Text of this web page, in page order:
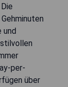
und
per-
über